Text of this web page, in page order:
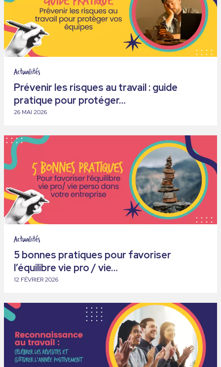
Actualités
Prévenir les risques au travail : guide
pratique pour protéger…
26 MAI 2026
Actualités
5 bonnes pratiques pour favoriser
l’équilibre vie pro / vie…
12 FÉVRIER 2026